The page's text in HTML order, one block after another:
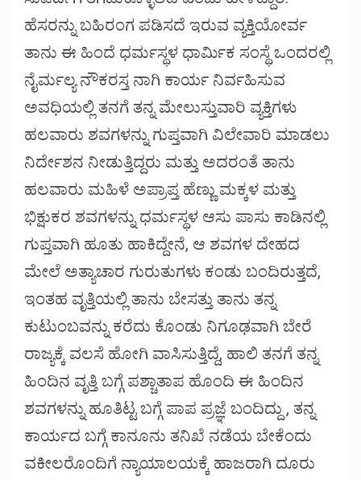
ಹೆಸರನ್ನು ಬಹಿರಂಗ ಪಡಿಸದೆ ಇರುವ ವ್ಯಕ್ತಿಯೋರ್ವ
ತಾನು ಈ ಹಿಂದೆ ಧರ್ಮಸ್ಥಳ ಧಾರ್ಮಿಕ ಸಂಸ್ಥೆ ಒಂದರಲ್ಲಿ
ನೈರ್ಮಲ್ಯ ನೌಕರಸ್ತ ನಾಗಿ ಕಾರ್ಯ ನಿರ್ವಹಿಸುವ
ಅವಧಿಯಲ್ಲಿ ತನಗೆ ತನ್ನ ಮೇಲುಸ್ತುವಾರಿ ವ್ಯಕ್ತಿಗಳು
ಹಲವಾರು ಶವಗಳನ್ನು ಗುಪ್ತವಾಗಿ ವಿಲೇವಾರಿ ಮಾಡಲು
ನಿರ್ದೇಶನ ನೀಡುತ್ತಿದ್ದರು ಮತ್ತು ಅದರಂತೆ ತಾನು
ಹಲವಾರು ಮಹಿಳೆ ಅಪ್ರಾಪ್ತ ಹೆಣ್ಣು ಮಕ್ಕಳ ಮತ್ತು
ಭಿಕ್ಷುಕರ ಶವಗಳನ್ನು ಧರ್ಮಸ್ಥಳ ಆಸು ಪಾಸು ಕಾಡಿನಲ್ಲಿ
ಗುಪ್ತವಾಗಿ ಹೂತು ಹಾಕಿದ್ದೇನೆ, ಆ ಶವಗಳ ದೇಹದ
ಮೇಲೆ ಅತ್ಯಾಚಾರ ಗುರುತುಗಳು ಕಂಡು ಬಂದಿರುತ್ತದೆ,
ಇಂತಹ ವೃತ್ತಿಯಲ್ಲಿ ತಾನು ಬೇಸತ್ತು ತಾನು ತನ್ನ
ಕುಟುಂಬವನ್ನು ಕರೆದು ಕೊಂಡು ನಿಗೂಢವಾಗಿ ಬೇರೆ
ರಾಜ್ಯಕ್ಕೆ ವಲಸೆ ಹೋಗಿ ವಾಸಿಸುತ್ತಿದ್ದೆ, ಹಾಲಿ ತನಗೆ ತನ್ನ
ಹಿಂದಿನ ವೃತ್ತಿ ಬಗ್ಗೆ ಪಶ್ಚಾತಾಪ ಹೊಂದಿ ಈ ಹಿಂದಿನ
ಶವಗಳನ್ನು ಹೂತಿಟ್ಟ ಬಗ್ಗೆ ಪಾಪ ಪ್ರಜ್ಞೆ ಬಂದಿದ್ದು , ತನ್ನ
ಕಾರ್ಯದ ಬಗ್ಗೆ ಕಾನೂನು ತನಿಖೆ ನಡೆಯ ಬೇಕೆಂದು
ವಕೀಲರೊಂದಿಗೆ ನ್ಯಾಯಾಲಯಕ್ಕೆ ಹಾಜರಾಗಿ ದೂರು